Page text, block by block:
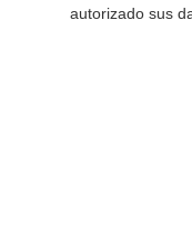
autorizado sus